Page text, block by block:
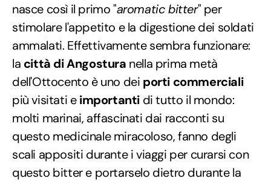
nasce così il primo "aromatic bitter" per
stimolare l'appetito e la digestione dei soldati
ammalati. Effettivamente sembra funzionare:
la città di Angostura nella prima metà
dell'Ottocento è uno dei porti commerciali
più visitati eimportanti di tutto il mondo:
molti marinai, affascinati dai racconti su
questo medicinale miracoloso, fanno degli
scali appositi durante i viaggi per curarsi con
questo bitter e portarselo dietro durante la